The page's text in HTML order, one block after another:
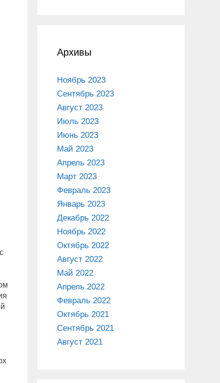
Архивы
Ноябрь 2023
Сентябрь 2023
Август 2023
Июль 2023
Июнь 2023
Май 2023
Апрель 2023
Март 2023
Февраль 2023
Январь 2023
Декабрь 2022
Ноябрь 2022
Октябрь 2022
Август 2022
Май 2022
Апрель 2022
Февраль 2022
Октябрь 2021
Сентябрь 2021
Август 2021